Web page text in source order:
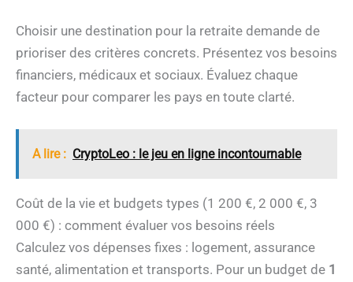
Choisir une destination pour la retraite demande de
prioriser des critères concrets. Présentez vos besoins
financiers, médicaux et sociaux. Évaluez chaque
facteur pour comparer les pays en toute clarté.
A lire : CryptoLeo : le jeu en ligne incontournable
Coût de la vie et budgets types (1 200 €, 2 000 €, 3
000 €) : comment évaluer vos besoins réels
Calculez vos dépenses fixes : logement, assurance
santé, alimentation et transports. Pour un budget de 1